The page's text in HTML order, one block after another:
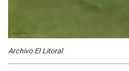
Archivo El Litoral